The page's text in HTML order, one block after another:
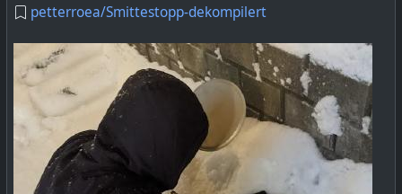
petterroea/Smittestopp-dekompilert